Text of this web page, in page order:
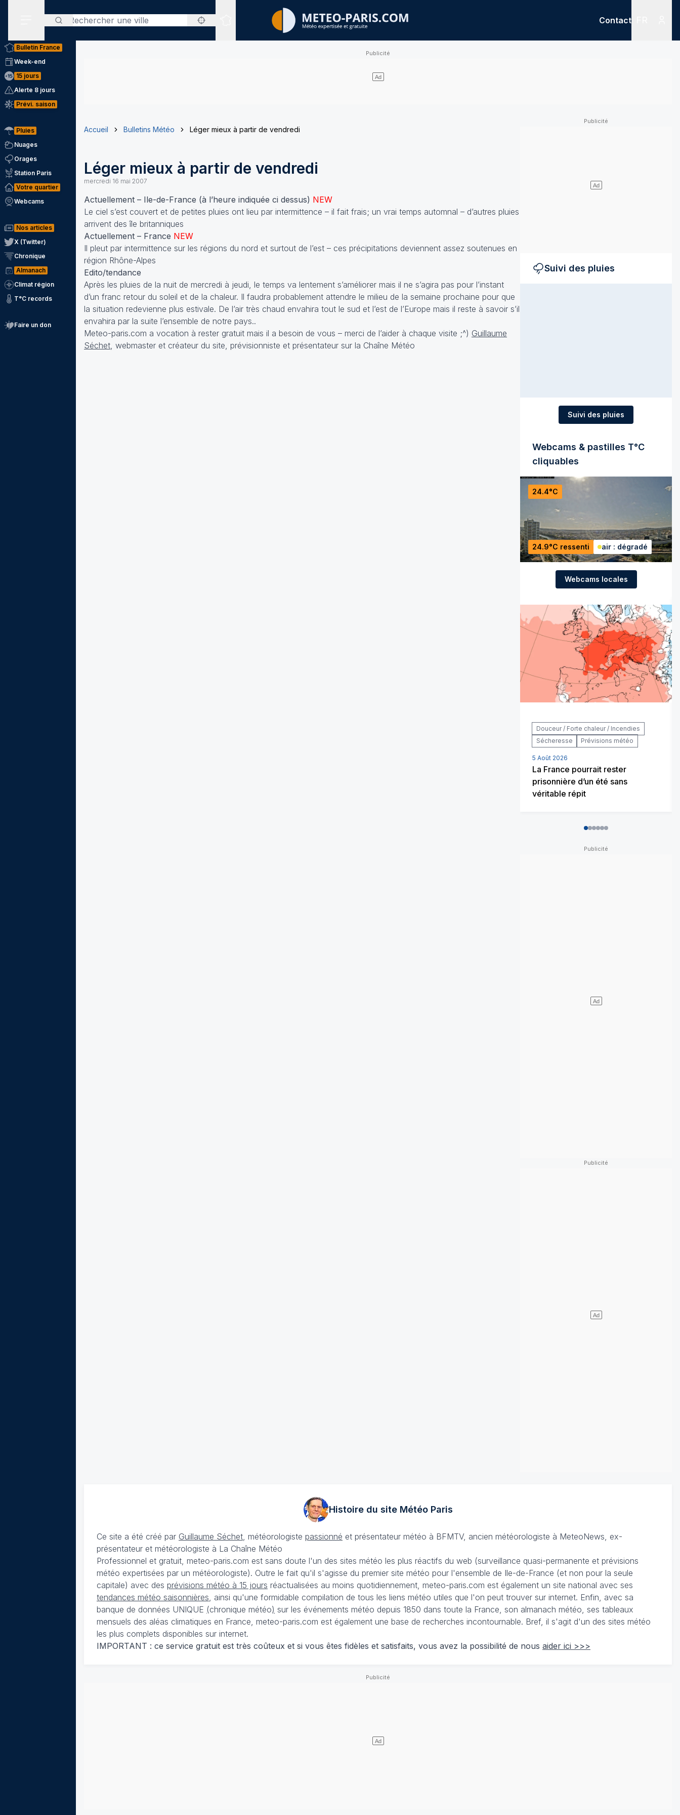
Rechercher
Sites expertisés
Contact
Bulletin France
Week-end
15 jours
Alerte 8 jours
Prévi. saison
Pluies
Nuages
Orages
Station Paris
Votre quartier
Webcams
Nos articles
X (Twitter)
Chronique
Almanach
Climat région
T°C records
Faire un don
Accueil Bulletins Météo Léger mieux à partir de vendredi
Léger mieux à partir de vendredi
mercredi 16 mai 2007
Actuellement – Ile-de-France (à l’heure indiquée ci dessus) NEW
Le ciel s’est couvert et de petites pluies ont lieu par intermittence – il fait frais; un vrai temps automnal – d’autres pluies
arrivent des île britanniques
Actuellement – France NEW
Il pleut par intermittence sur les régions du nord et surtout de l’est – ces précipitations deviennent assez soutenues en
région Rhône-Alpes
Edito/tendance
Après les pluies de la nuit de mercredi à jeudi, le temps va lentement s’améliorer mais il ne s’agira pas pour l’instant
d’un franc retour du soleil et de la chaleur. Il faudra probablement attendre le milieu de la semaine prochaine pour que
la situation redevienne plus estivale. De l’air très chaud envahira tout le sud et l’est de l’Europe mais il reste à savoir s’il
envahira par la suite l’ensemble de notre pays..
Meteo-paris.com a vocation à rester gratuit mais il a besoin de vous – merci de l’aider à chaque visite ;^) Guillaume
Séchet, webmaster et créateur du site, prévisionniste et présentateur sur la Chaîne Météo
Suivi des pluies
Suivi des pluies
Webcams & pastilles T°C
cliquables
24.4°C
24.9°C ressenti air : dégradé
Webcams locales
Douceur / Forte chaleur / Incendies
Sécheresse
Prévisions météo
5 Août 2026
La France pourrait rester
prisonnière d’un été sans
véritable répit
012345
Histoire du site MétéoParis
Ce site a été créé par Guillaume Séchet , météorologiste passionné et présentateur météo à BFMTV, ancien météorologiste à MeteoNews, ex-
présentateur et météorologiste à La Chaîne Météo
Professionnel et gratuit, meteo-paris.com est sans doute l'un des sites météo les plus réactifs du web (surveillance quasi-permanente et prévisions
météo expertisées par un météorologiste). Outre le fait qu'il s'agisse du premier site météo pour l'ensemble de Ile-de-France (et non pour la seule
capitale) avec des prévisions météo à 15 jours réactualisées au moins quotidiennement, meteo-paris.com est également un site national avec ses
tendances météo saisonnières , ainsi qu'une formidable compilation de tous les liens météo utiles que l'on peut trouver sur internet. Enfin, avec sa
banque de données UNIQUE (chronique météo) sur les événements météo depuis 1850 dans toute la France, son almanach météo, ses tableaux
mensuels des aléas climatiques en France, meteo-paris.com est également une base de recherches incontournable. Bref, il s'agit d'un des sites météo
les plus complets disponibles sur internet.
IMPORTANT : ce service gratuit est très coûteux et si vous êtes fidèles et satisfaits, vous avez la possibilité de nous aider ici >>>